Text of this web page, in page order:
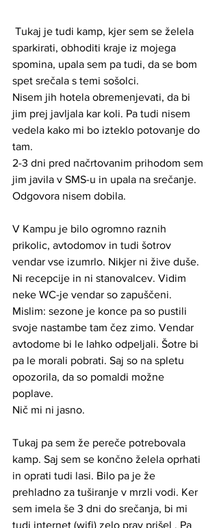
sparkirati, obhoditi kraje iz mojega
spomina, upala sem pa tudi, da se bom
spet srečala s temi sošolci.
Nisem jih hotela obremenjevati, da bi
jim prej javljala kar koli. Pa tudi nisem
vedela kako mi bo izteklo potovanje do
tam.
2-3 dni pred načrtovanim prihodom sem
jim javila v SMS-u in upala na srečanje.
Odgovora nisem dobila.
V Kampu je bilo ogromno raznih
prikolic, avtodomov in tudi šotrov
vendar vse izumrlo. Nikjer ni žive duše.
Ni recepcije in ni stanovalcev. Vidim
neke WC-je vendar so zapuščeni.
Mislim: sezone je konce pa so pustili
svoje nastambe tam čez zimo. Vendar
avtodome bi le lahko odpeljali. Šotre bi
pa le morali pobrati. Saj so na spletu
opozorila, da so pomaldi možne
poplave.
Nič mi ni jasno.
Tukaj pa sem že pereče potrebovala
kamp. Saj sem se končno želela oprhati
in oprati tudi lasi. Bilo pa je že
prehladno za tuširanje v mrzli vodi. Ker
sem imela še 3 dni do srečanja, bi mi
tudi internet (wifi) zelo prav prišel . Pa